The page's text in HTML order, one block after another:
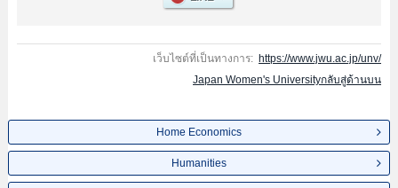
เว็บไซต์ที่เป็นทางการ: https://www.jwu.ac.jp/unv/
Japan Women's Universityกลับสู่ด้านบน
Home Economics
Humanities